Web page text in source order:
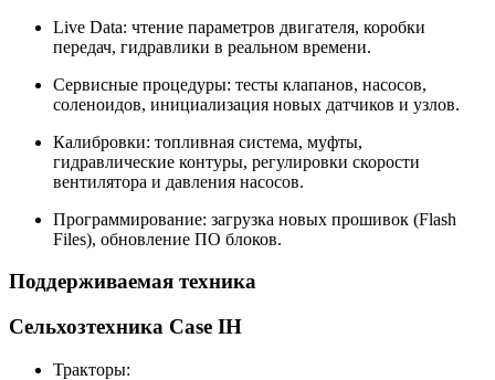
Live Data: чтение параметров двигателя, коробки
передач, гидравлики в реальном времени.
Сервисные процедуры: тесты клапанов, насосов,
соленоидов, инициализация новых датчиков и узлов.
Калибровки: топливная система, муфты,
гидравлические контуры, регулировки скорости
вентилятора и давления насосов.
Программирование: загрузка новых прошивок (Flash
Files), обновление ПО блоков.
Поддерживаемая техника
Сельхозтехника Case IH
Тракторы: